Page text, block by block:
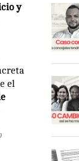
y
el